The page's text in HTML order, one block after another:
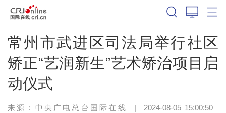
常州市武进区司法局举行社区
矫正“艺润新生”艺术矫治项目启
动仪式
来源：中央广电总台国际在线 | 2024-08-05 15:00:50